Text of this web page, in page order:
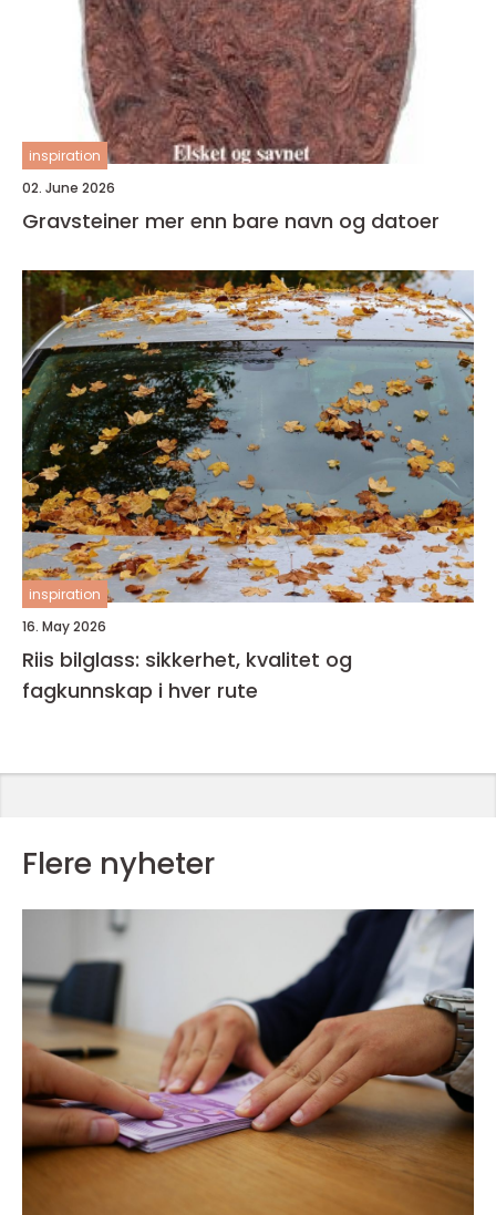
inspiration
02. June 2026
Gravsteiner mer enn bare navn og datoer
inspiration
16. May 2026
Riis bilglass: sikkerhet, kvalitet og
fagkunnskap i hver rute
Flere nyheter